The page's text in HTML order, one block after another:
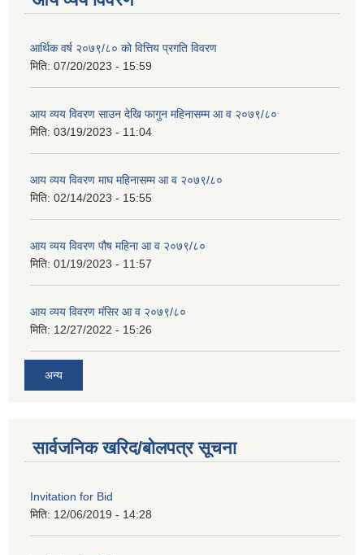
आर्थिक वर्ष २०७९/८० को वित्तिय प्रगति विवरण
मिति: 07/20/2023 - 15:59
आय व्यय विवरण साउन देखि फागुन महिनासम्म आ व २०७९/८०
मिति: 03/19/2023 - 11:04
आय व्यय विवरण माघ महिनासम्म आ व २०७९/८०
मिति: 02/14/2023 - 15:55
आय व्यय विवरण पौष महिना आ व २०७९/८०
मिति: 01/19/2023 - 11:57
आय व्यय विवरण मंसिर आ व २०७९/८०
मिति: 12/27/2022 - 15:26
अन्य
सार्वजनिक खरिद/बोलपत्र सूचना
Invitation for Bid
मिति: 12/06/2019 - 14:28